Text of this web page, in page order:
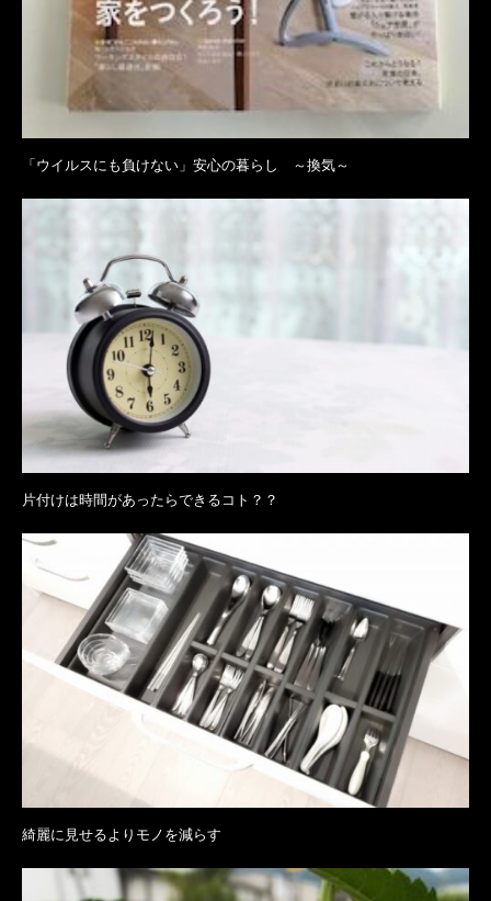
「ウイルスにも負けない」安心の暮らし ～換気～
片付けは時間があったらできるコト？？
綺麗に見せるよりモノを減らす